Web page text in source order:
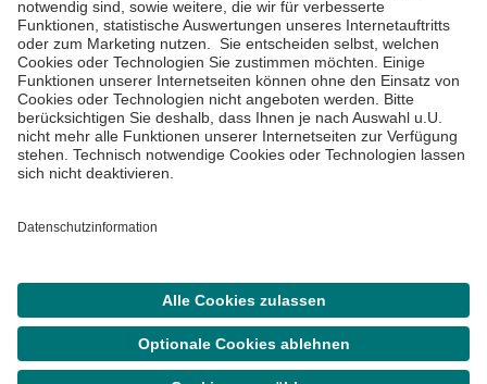
Impressum
©Asklepios Kliniken GmbH & Co. KGaA 2026